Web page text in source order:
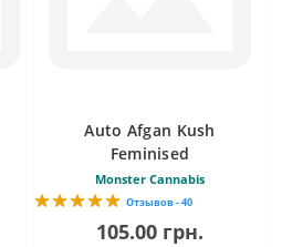
Auto Afgan Kush
Feminised
Monster Cannabis
Отзывов - 40
105.00 грн.